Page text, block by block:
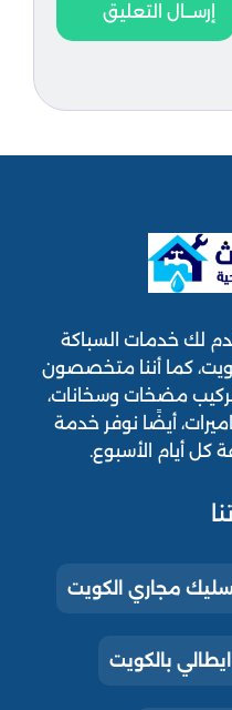
إرســال التعليق
لك خدمات السباكة
كما أننا متخصصون
مضخات وسخانات،
أيضًا نوفر خدمة
مجاري الكويت
بالكويت